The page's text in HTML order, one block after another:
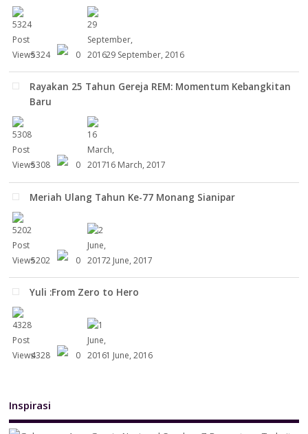
5324 0 29 September, 2016
Rayakan 25 Tahun Gereja REM: Momentum Kebangkitan
Baru
5308 0 16 March, 2017
Meriah Ulang Tahun Ke-77 Monang Sianipar
5202 0 2 June, 2017
Yuli :From Zero to Hero
4328 0 1 June, 2016
Inspirasi